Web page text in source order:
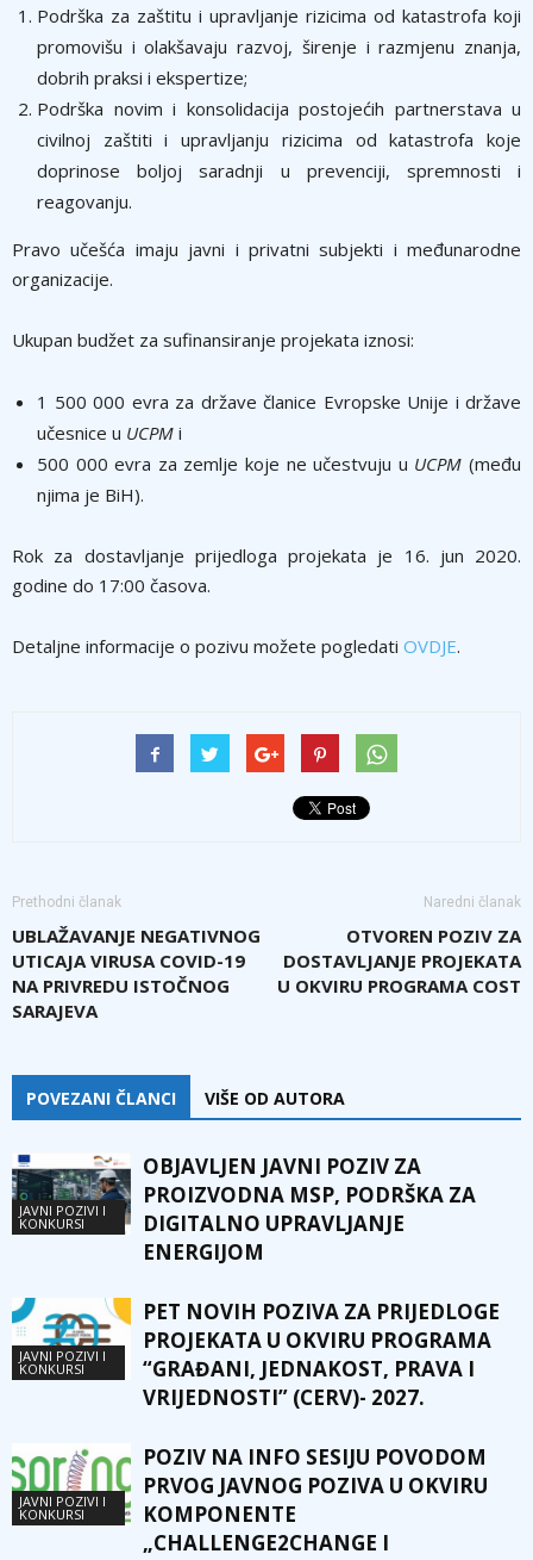
Podrška za zaštitu i upravljanje rizicima od katastrofa koji
promovišu i olakšavaju razvoj, širenje i razmjenu znanja,
dobrih praksi i ekspertize;
Podrška novim i konsolidacija postojećih partnerstava u
civilnoj zaštiti i upravljanju rizicima od katastrofa koje
doprinose boljoj saradnji u prevenciji, spremnosti i
reagovanju.
Pravo učešća imaju javni i privatni subjekti i međunarodne
organizacije.
Ukupan budžet za sufinansiranje projekata iznosi:
1 500 000 evra za države članice Evropske Unije i države
učesnice u UCPM i
500 000 evra za zemlje koje ne učestvuju u UCPM (među
njima je BiH).
Rok za dostavljanje prijedloga projekata je 16. jun 2020.
godine do 17:00 časova.
Detaljne informacije o pozivu možete pogledati OVDJE.
Prethodni članak
UBLAŽAVANJE NEGATIVNOG
UTICAJA VIRUSA COVID-19
NA PRIVREDU ISTOČNOG
SARAJEVA
Naredni članak
OTVOREN POZIV ZA
DOSTAVLJANJE PROJEKATA
U OKVIRU PROGRAMA COST
POVEZANI ČLANCI VIŠE OD AUTORA
JAVNI POZIVI I
KONKURSI
OBJAVLJEN JAVNI POZIV ZA
PROIZVODNA MSP, PODRŠKA ZA
DIGITALNO UPRAVLJANJE
ENERGIJOM
JAVNI POZIVI I
KONKURSI
PET NOVIH POZIVA ZA PRIJEDLOGE
PROJEKATA U OKVIRU PROGRAMA
“GRAĐANI, JEDNAKOST, PRAVA I
VRIJEDNOSTI” (CERV)- 2027.
JAVNI POZIVI I
KONKURSI
POZIV NA INFO SESIJU POVODOM
PRVOG JAVNOG POZIVA U OKVIRU
KOMPONENTE
„CHALLENGE2CHANGE I